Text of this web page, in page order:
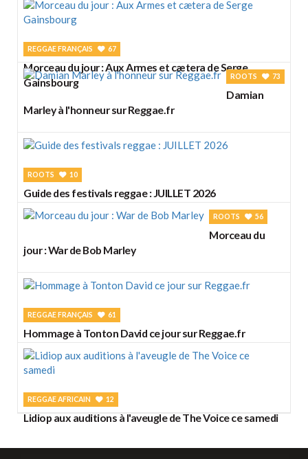
REGGAE FRANÇAIS 67
Morceau du jour : Aux Armes et cætera de Serge
Gainsbourg
ROOTS 73
Damian
Marley à l'honneur sur Reggae.fr
ROOTS 10
Guide des festivals reggae : JUILLET 2026
ROOTS 56
Morceau du
jour : War de Bob Marley
REGGAE FRANÇAIS 61
Hommage à Tonton David ce jour sur Reggae.fr
REGGAE AFRICAIN 12
Lidiop aux auditions à l'aveugle de The Voice ce samedi